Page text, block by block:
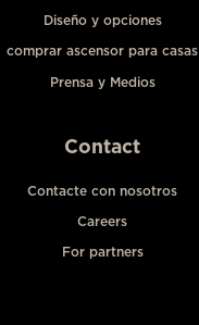
Diseño y opciones
comprar ascensor para casas
Prensa y Medios
Contact
Contacte con nosotros
Careers
For partners